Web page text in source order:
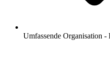
Umfassende Organisation